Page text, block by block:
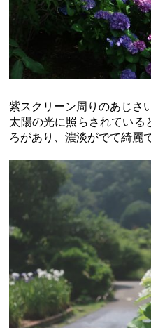
紫スクリーン周りのあじさ
太陽の光に照らされている
ろがあり、濃淡がでて綺麗